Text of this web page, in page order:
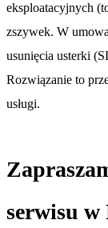
eksploatacyjnych
zszywek. W
usunięcia usterki
Rozwiązanie to
usługi.
serwisu w